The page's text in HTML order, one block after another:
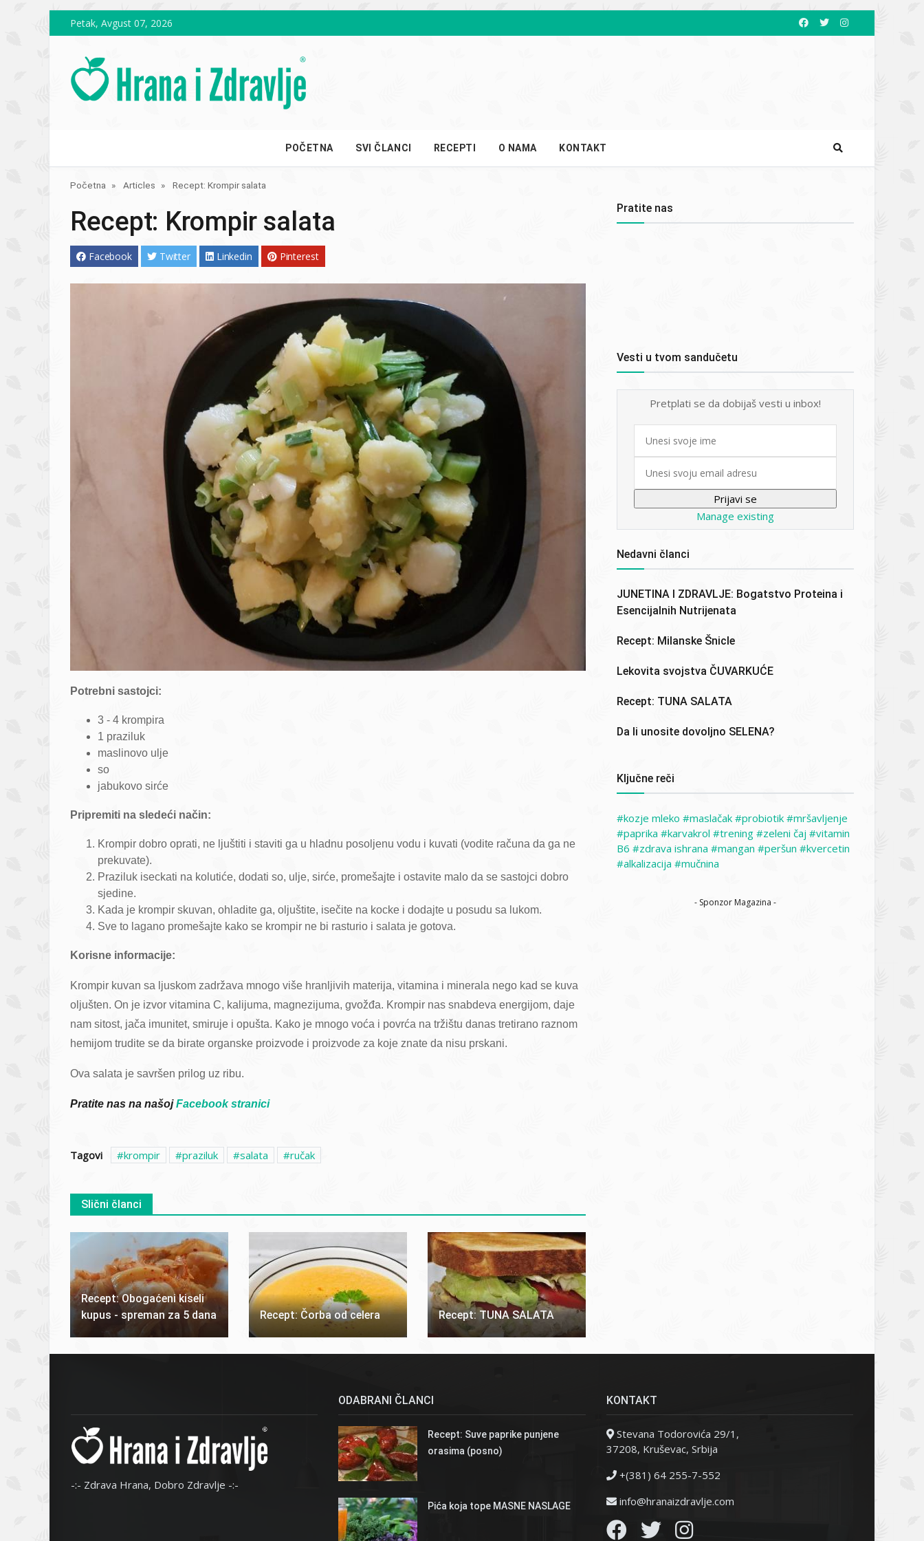
Skip to main contentPetak, Avgust 07, 2026
POČETNA SVI ČLANCI RECEPTI O NAMA KONTAKT
Početna Articles Recept: Krompir salata
Recept: Krompir salata
Facebook Twitter Linkedin Pinterest
Potrebni sastojci:
3 - 4 krompira
1 praziluk
maslinovo ulje
so
jabukovo sirće
Pripremiti na sledeći način:
Krompir dobro oprati, ne ljuštiti i staviti ga u hladnu posoljenu vodu i kuvati (vodite računa da ga ne
prekuvate).
Praziluk iseckati na kolutiće, dodati so, ulje, sirće, promešajte i ostavite malo da se sastojci dobro
sjedine.
Kada je krompir skuvan, ohladite ga, oljuštite, isečite na kocke i dodajte u posudu sa lukom.
Sve to lagano promešajte kako se krompir ne bi rasturio i salata je gotova.
Korisne informacije:
Krompir kuvan sa ljuskom zadržava mnogo više hranljivih materija, vitamina i minerala nego kad se kuva
oljušten. On je izvor vitamina C, kalijuma, magnezijuma, gvožđa. Krompir nas snabdeva energijom, daje
nam sitost, jača imunitet, smiruje i opušta. Kako je mnogo voća i povrća na tržištu danas tretirano raznom
hemijom trudite se da birate organske proizvode i proizvode za koje znate da nisu prskani.
Ova salata je savršen prilog uz ribu.
Pratite nas na našojFacebook stranici
Tagovi krompir praziluk salata ručak
Slični članci
Recept: Obogaćeni kiseli
kupus - spreman za 5 dana
Recept: Čorba od celera Recept: TUNA SALATA
Pratite nas
Vesti u tvom sandučetu
Pretplati se da dobijaš vesti u inbox!
First
Manage existing
Nedavni članci
JUNETINA I ZDRAVLJE: Bogatstvo Proteina i
Esencijalnih Nutrijenata
Recept: Milanske Šnicle
Lekovita svojstva ČUVARKUĆE
Recept: TUNA SALATA
Da li unosite dovoljno SELENA?
Ključne reči
kozje mleko maslačak probiotik
mršavljenje
paprika
karvakrol trening zeleni čaj
vitamin
B6
zdrava ishrana mangan peršun
kvercetin
alkalizacija
mučnina
- Sponzor Magazina -
-:- Zdrava Hrana, Dobro Zdravlje -:-
ODABRANI ČLANCI
Recept: Suve paprike punjene
orasima (posno)
Pića koja tope MASNE NASLAGE
KONTAKT
Stevana Todorovića 29/1,
37208, Kruševac, Srbija
+(381) 64 255-7-552
info@hranaizdravlje.com